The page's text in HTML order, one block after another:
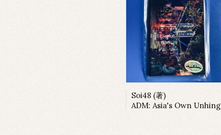
Soi48 (著)
ADM: Asia's Own Unhinged Club Culture (Book)